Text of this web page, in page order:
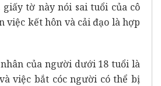
giấy tờ này nói sai tuổi của cô
việc kết hôn và cải đạo là hợp
của người dưới 18 tuổi là
việc bắt cóc người có thể bị